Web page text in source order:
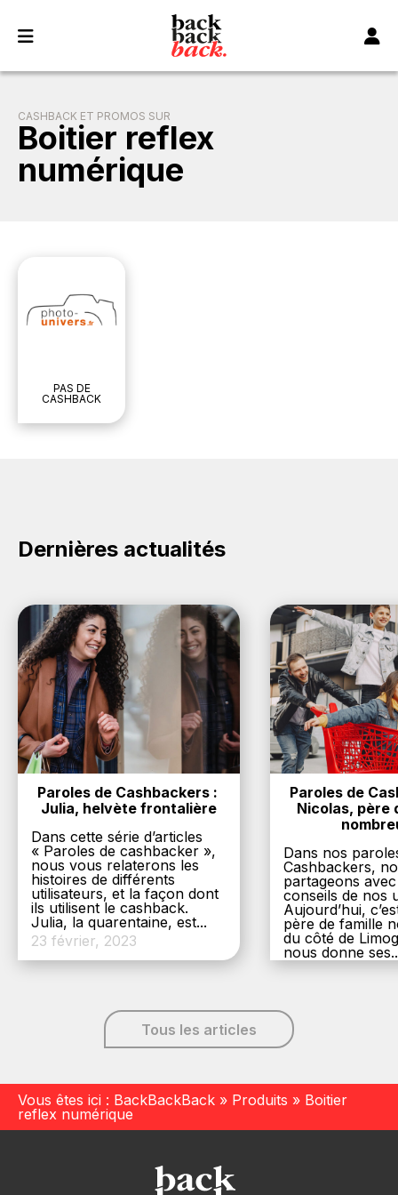
CASHBACK ET PROMOS SUR
Boitier reflex
numérique
PAS DE
CASHBACK
Dernières actualités
Paroles de Cashbackers :
Julia, helvète frontalière
Dans cette série d’articles
« Paroles de cashbacker »,
nous vous relaterons les
histoires de différents
utilisateurs, et la façon dont
ils utilisent le cashback.
Julia, la quarentaine, est...
23 février, 2023
Paroles de
Nicolas, père
Dans nos
Cashbackers,
partageons
conseils de nos
Aujourd’hui,
père de famille
du côté de
nous donne
Tous les articles
Vous êtes ici : BackBackBack » Produits » Boitier
reflex numérique